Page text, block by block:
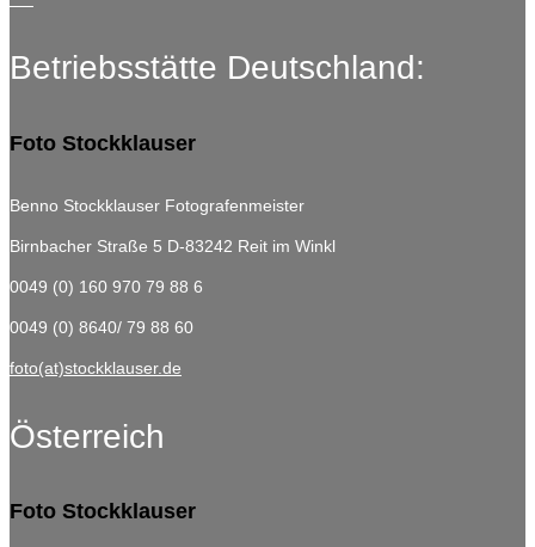
Betriebsstätte Deutschland:
Foto Stockklauser
Benno Stockklauser Fotografenmeister
Birnbacher Straße 5 D-83242 Reit im Winkl
0049 (0) 160 970 79 88 6
0049 (0) 8640/ 79 88 60
foto(at)stockklauser.de
Österreich
Foto Stockklauser